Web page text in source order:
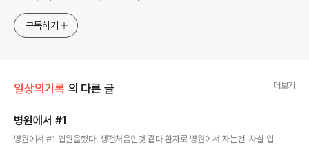
구독하기
일상의기록 의 다른 글 더보기
병원에서 #1
병원에서 #1 입원을했다. 생전처음인것 같다 환자로 병원에서 자는건. 사실 입